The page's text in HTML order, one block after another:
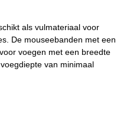
als vulmateriaal voor
De mouseebanden met een
voegen met een breedte
van minimaal